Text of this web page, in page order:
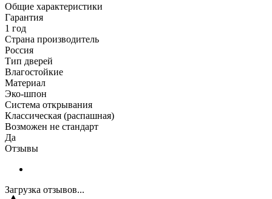
Общие характеристики
Гарантия
1 год
Страна производитель
Россия
Тип дверей
Влагостойкие
Материал
Эко-шпон
Система открывания
Классическая (распашная)
Возможен не стандарт
Да
Отзывы
Загрузка отзывов...